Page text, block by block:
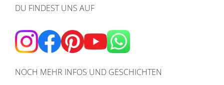
DU FINDEST UNS AUF
NOCH MEHR INFOS UND GESCHICHTEN